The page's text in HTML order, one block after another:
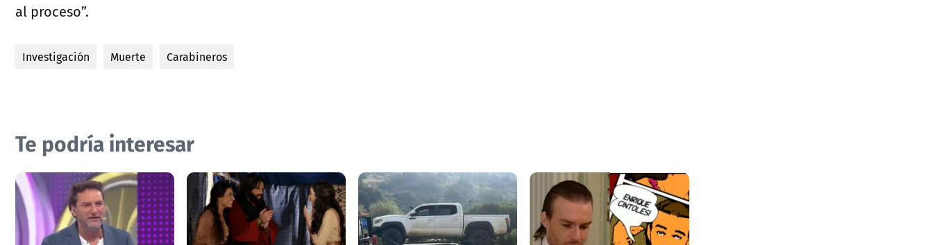
al proceso”.
Investigación Muerte Carabineros
Te podría interesar